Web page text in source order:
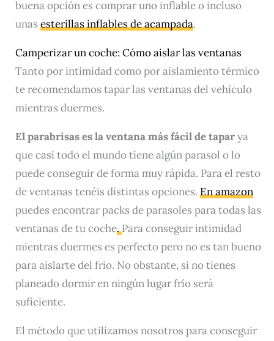
buena opción es comprar uno inflable o incluso
unas esterillas inflables de acampada.
Camperizar un coche: Cómo aislar las ventanas
Tanto por intimidad como por aislamiento térmico
te recomendamos tapar las ventanas del vehículo
mientras duermes.
El parabrisas es la ventana más fácil de taparya
que casi todo el mundo tiene algún parasol o lo
puede conseguir de forma muy rápida. Para el resto
de ventanas tenéis distintas opciones. En amazon
puedes encontrar packs de parasoles para todas las
ventanas de tu coche.Para conseguir intimidad
mientras duermes es perfecto pero no es tan bueno
para aislarte del frio. No obstante, si no tienes
planeado dormir en ningún lugar frío será
suficiente.
El método que utilizamos nosotros para conseguir